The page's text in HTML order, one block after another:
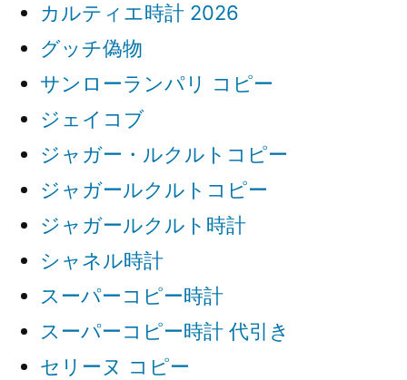
カルティエ時計 2026
グッチ偽物
サンローランパリ コピー
ジェイコブ
ジャガー・ルクルトコピー
ジャガールクルトコピー
ジャガールクルト時計
シャネル時計
スーパーコピー時計
スーパーコピー時計 代引き
セリーヌ コピー